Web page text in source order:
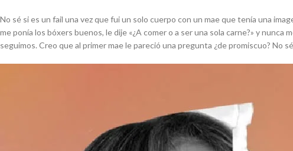
No sé si es un fail una vez que fui un solo cuerpo con un mae que tenía una
me ponía los bóxers buenos, le dije «¿A comer o a ser una sola carne?» y
seguimos. Creo que al primer mae le pareció una pregunta ¿de promiscuo? No